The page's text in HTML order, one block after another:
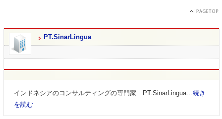
PT.SinarLingua
インドネシアのコンサルティングの専門家 PT.SinarLingua… 続き
を読む